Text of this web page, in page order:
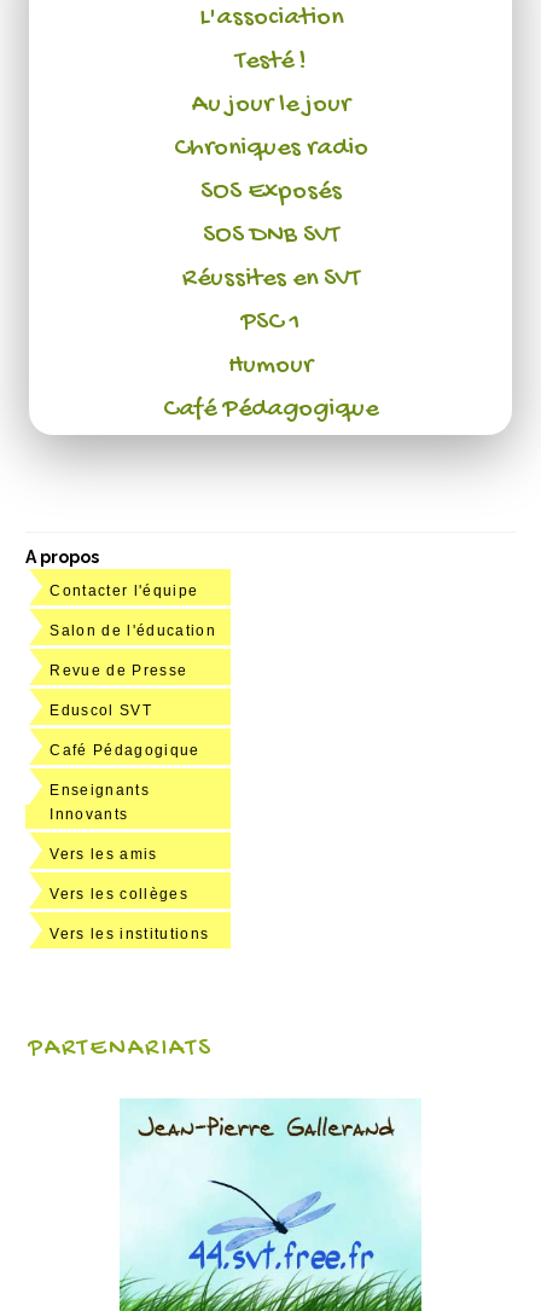
L'association
Testé !
Au jour le jour
Chroniques radio
SOS Exposés
SOS DNB SVT
Réussites en SVT
PSC 1
Humour
Café Pédagogique
A propos
Contacter l'équipe
Salon de l'éducation
Revue de Presse
Eduscol SVT
Café Pédagogique
Enseignants
Innovants
Vers les amis
Vers les collèges
Vers les institutions
PARTENARIATS